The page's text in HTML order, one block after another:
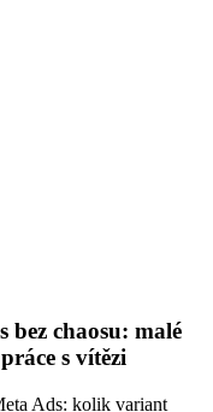
chaosu: malé
s vítězi
Ads: kolik variant